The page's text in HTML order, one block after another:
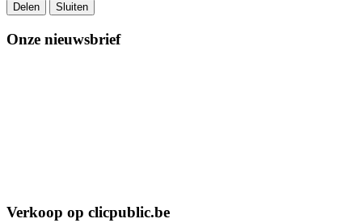
Delen Sluiten
Onze nieuwsbrief
Verkoop op clicpublic.be